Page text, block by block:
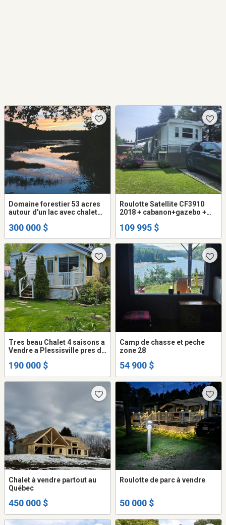
Domaine forestier 53 acres
autour d'un lac avec chalet
300 000 $
Roulotte Satellite CF3910
2018 + cabanon+gazebo +
site clé en main
109 995 $
Tres beau Chalet 4 saisons a
Vendre a Plessisville pres du
190 000 $
Camp de chasse et peche
zone 28
54 900 $
Chalet à vendre partout au
Québec
450 000 $
Roulotte de parc à vendre
50 000 $